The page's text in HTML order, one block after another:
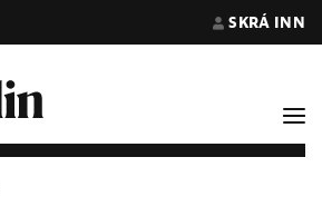
SKRÁ INN